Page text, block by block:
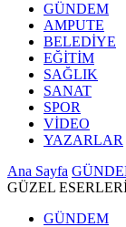
GÜNDEM
AMPUTE
BELEDİYE
EĞİTİM
SAĞLIK
SANAT
SPOR
VİDEO
YAZARLAR
Ana Sayfa
GÜZEL
GÜNDEM